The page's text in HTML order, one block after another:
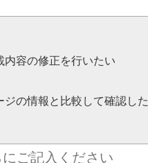
内容の修正を行いたい
の情報と比較して確認した